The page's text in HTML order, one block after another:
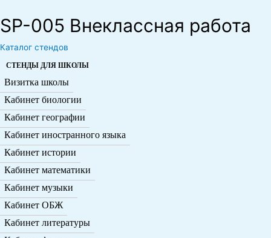
SP-005 Внеклассная работа
Каталог стендов
СТЕНДЫ ДЛЯ ШКОЛЫ
Визитка школы
Кабинет биологии
Кабинет географии
Кабинет иностранного языка
Кабинет истории
Кабинет математики
Кабинет музыки
Кабинет ОБЖ
Кабинет литературы